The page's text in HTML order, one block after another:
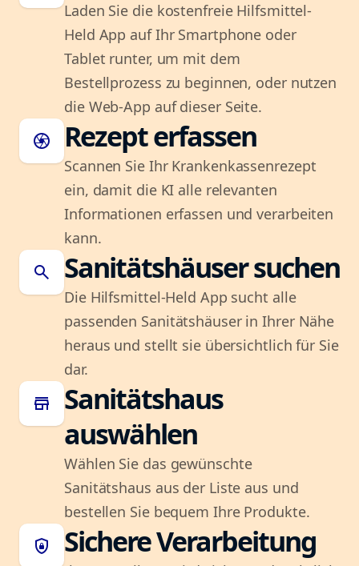
Laden Sie die kostenfreie Hilfsmittel-
Held App auf Ihr Smartphone oder
Tablet runter, um mit dem
Bestellprozess zu beginnen, oder nutzen
die Web-App auf dieser Seite.
camera Rezept erfassen
Scannen Sie Ihr Krankenkassenrezept
ein, damit die KI alle relevanten
Informationen erfassen und verarbeiten
kann.
search Sanitätshäuser suchen
Die Hilfsmittel-Held App sucht alle
passenden Sanitätshäuser in Ihrer Nähe
heraus und stellt sie übersichtlich für Sie
dar.
store
Sanitätshaus
auswählen
Wählen Sie das gewünschte
Sanitätshaus aus der Liste aus und
bestellen Sie bequem Ihre Produkte.
shield_lock Sichere Verarbeitung